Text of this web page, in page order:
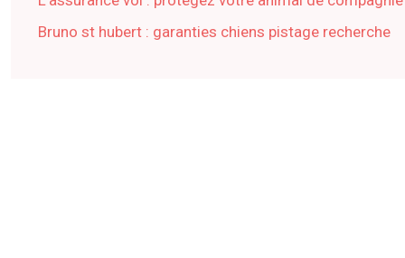
Bruno st hubert : garanties chiens pistage recherche